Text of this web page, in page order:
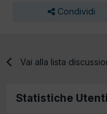
Condividi
Vai alla lista
Statistiche Utenti